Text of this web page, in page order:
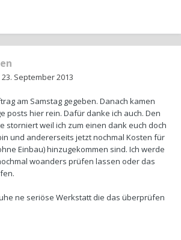
23. September 2013
am Samstag gegeben. Danach kamen
posts hier rein. Dafür danke ich auch. Den
storniert weil ich zum einen dank euch doch
und andererseits jetzt nochmal Kosten für
Einbau) hinzugekommen sind. Ich werde
woanders prüfen lassen oder das
ne seriöse Werkstatt die das überprüfen